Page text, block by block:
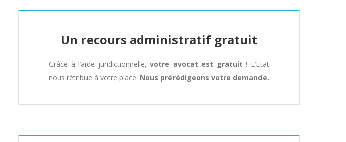
Un recours administratif gratuit
Grâce à l’aide juridictionnelle,votre avocat est gratuit ! L’Etat
nous rétribue à votre place. Nous prérédigeons votre demande.